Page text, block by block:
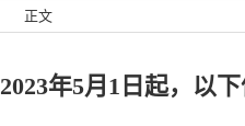
正文
2023年5月1日起，以